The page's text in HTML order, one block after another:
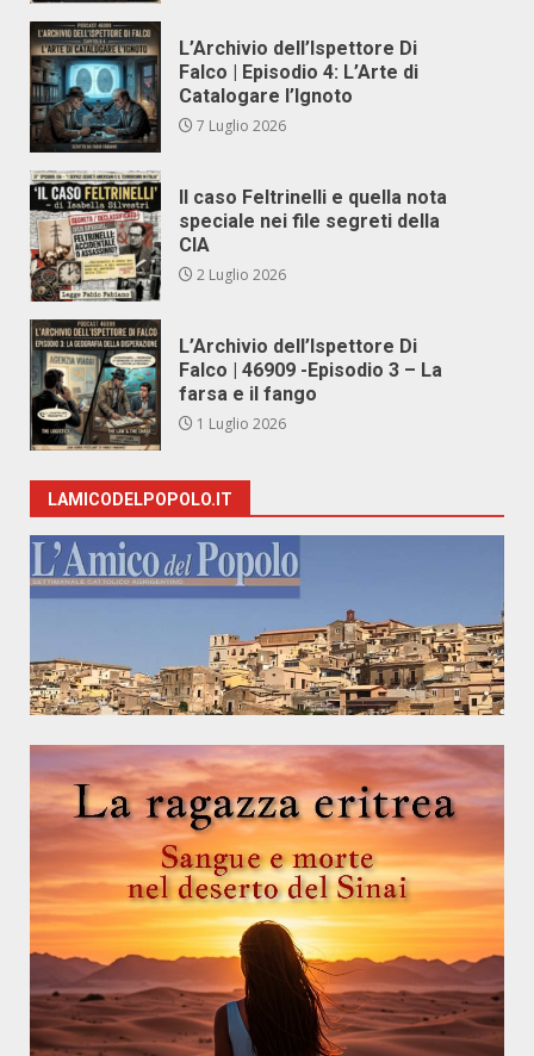
L’Archivio dell’Ispettore Di
Falco | Episodio 4: L’Arte di
Catalogare l’Ignoto
7 Luglio 2026
Il caso Feltrinelli e quella nota
speciale nei file segreti della
CIA
2 Luglio 2026
L’Archivio dell’Ispettore Di
Falco | 46909 -Episodio 3 – La
farsa e il fango
1 Luglio 2026
LAMICODELPOPOLO.IT